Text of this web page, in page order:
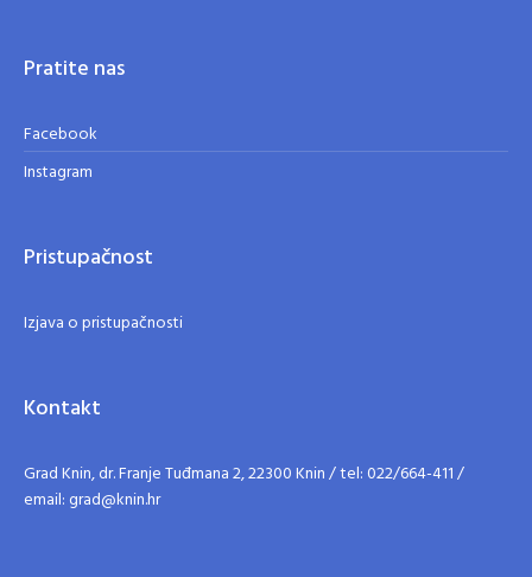
Pratite nas
Facebook
Instagram
Pristupačnost
Izjava o pristupačnosti
Kontakt
Grad Knin, dr. Franje Tuđmana 2, 22300 Knin / tel: 022/664-411 /
email: grad@knin.hr